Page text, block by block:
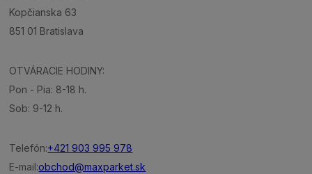
Kopčianska 63
851 01 Bratislava
OTVÁRACIE HODINY:
Pon - Pia: 8-18 h.
Sob: 9-12 h.
Telefón:+421 903 995 978
E-mail:obchod@maxparket.sk